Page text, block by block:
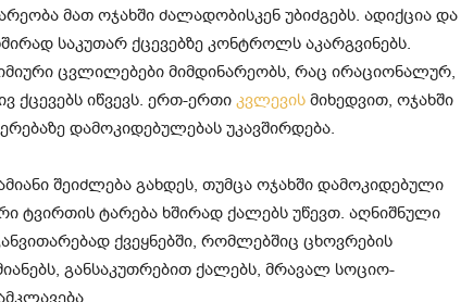
მათ ოჯახში ძალადობისკენ უბიძგებს. ადიქცია და
საკუთარ ქცევებზე კონტროლს აკარგვინებს.
ცვლილებები მიმდინარეობს, რაც ირაციონალურ,
იწვევს. ერთ-ერთი კვლევის მიხედვით, ოჯახში
დამოკიდებულებას უკავშირდება.
შეიძლება გახდეს, თუმცა ოჯახში დამოკიდებული
ტვირთის ტარება ხშირად ქალებს უწევთ. აღნიშნული
ქვეყნებში, რომლებშიც ცხოვრების
განსაკუთრებით ქალებს, მრავალ სოციო-